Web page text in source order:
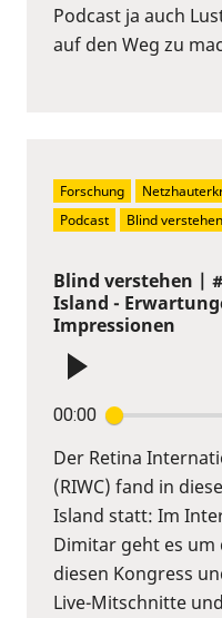
Podcast ja auch
auf den Weg zu
Blind verstehen |
Island -
Impressionen
00:00
Der Retina
(RIWC) fand in
Island statt: Im
Dimitar geht es
diesen Kongress
Live-Mitschnitte
Forschung
Podcast
Blind verstehen